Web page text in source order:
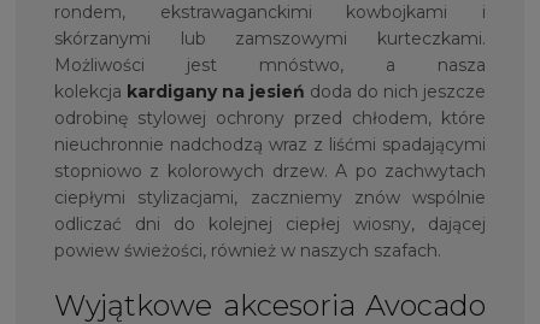
rondem, ekstrawaganckimi kowbojkami i
skórzanymi lub zamszowymi kurteczkami.
Możliwości jest mnóstwo, a nasza
kolekcja kardigany na jesień doda do nich jeszcze
odrobinę stylowej ochrony przed chłodem, które
nieuchronnie nadchodzą wraz z liśćmi spadającymi
stopniowo z kolorowych drzew. A po zachwytach
ciepłymi stylizacjami, zaczniemy znów wspólnie
odliczać dni do kolejnej ciepłej wiosny, dającej
powiew świeżości, również w naszych szafach.
Wyjątkowe akcesoria Avocado